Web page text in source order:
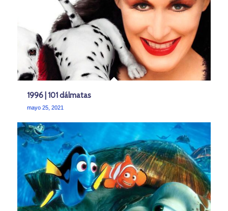
1996 | 101 dálmatas
mayo 25, 2021